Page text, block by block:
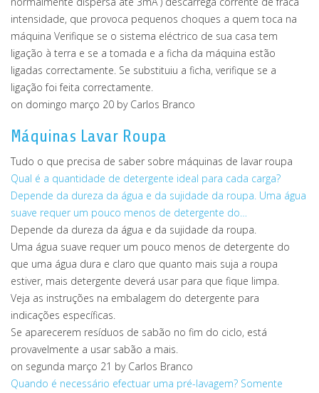
intensidade, que provoca pequenos choques a quem toca na
máquina Verifique se o sistema eléctrico de sua casa tem
ligação à terra e se a tomada e a ficha da máquina estão
ligadas correctamente. Se substituiu a ficha, verifique se a
ligação foi feita correctamente.
on domingo março 20 by Carlos Branco
Máquinas Lavar Roupa
Tudo o que precisa de saber sobre máquinas de lavar roupa
Qual é a quantidade de detergente ideal para cada carga?
Depende da dureza da água e da sujidade da roupa. Uma água
suave requer um pouco menos de detergente do…
Depende da dureza da água e da sujidade da roupa.
Uma água suave requer um pouco menos de detergente do
que uma água dura e claro que quanto mais suja a roupa
estiver, mais detergente deverá usar para que fique limpa.
Veja as instruções na embalagem do detergente para
indicações específicas.
Se aparecerem resíduos de sabão no fim do ciclo, está
provavelmente a usar sabão a mais.
on segunda março 21 by Carlos Branco
Quando é necessário efectuar uma pré-lavagem? Somente